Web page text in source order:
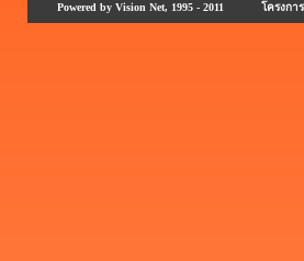
Powered by Vision Net, 1995 - 2011 โครงกา